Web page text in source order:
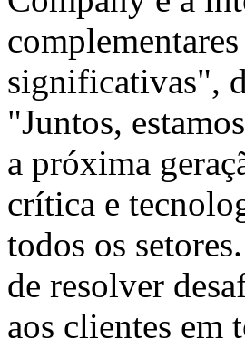
significativas",
"Juntos,
a próxima
crítica e
todos os
de resolver
aos clientes em